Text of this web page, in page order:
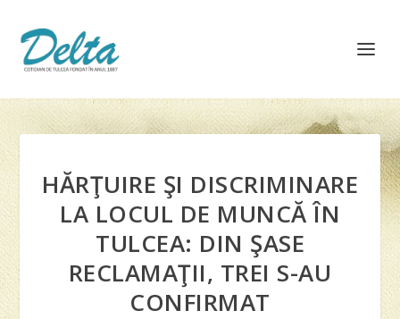
HĂRŢUIRE ŞI DISCRIMINARE
LA LOCUL DE MUNCĂ ÎN
TULCEA: DIN ŞASE
RECLAMAŢII, TREI S-AU
CONFIRMAT